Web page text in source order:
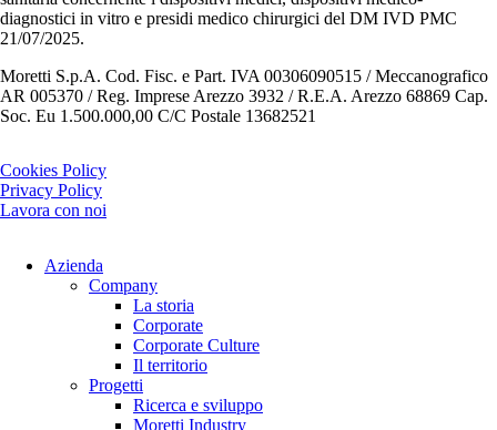
diagnostici in vitro e presidi medico chirurgici del DM IVD PMC
21/07/2025.
Moretti S.p.A. Cod. Fisc. e Part. IVA 00306090515 / Meccanografico
AR 005370 / Reg. Imprese Arezzo 3932 / R.E.A. Arezzo 68869 Cap.
Soc. Eu 1.500.000,00 C/C Postale 13682521
Cookies Policy
Privacy Policy
Lavora con noi
Azienda
Company
La storia
Corporate
Corporate Culture
Il territorio
Progetti
Ricerca e sviluppo
Moretti Industry